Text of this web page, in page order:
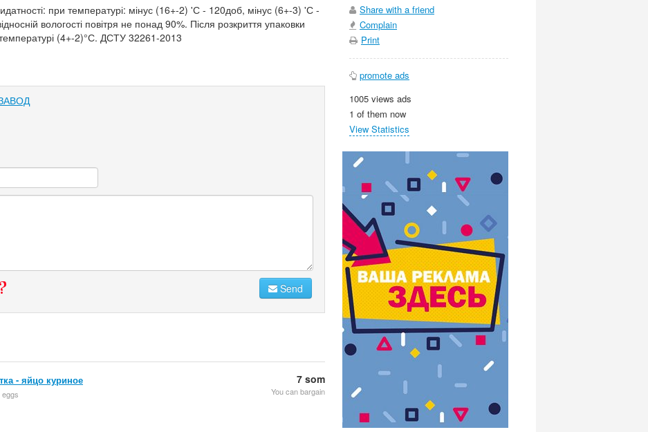
при температурі: мінус (16+-2) 'С - 120доб, мінус (6+-3) 'С -
вологості повітря не понад 90%. Після розкриття упаковки
(4+-2)°С. ДСТУ 32261-2013
Send
- яйцо куриное 7 som
You can bargain
Share with a friend
Complain
Print
promote ads
1005 views ads
1 of them now
View Statistics